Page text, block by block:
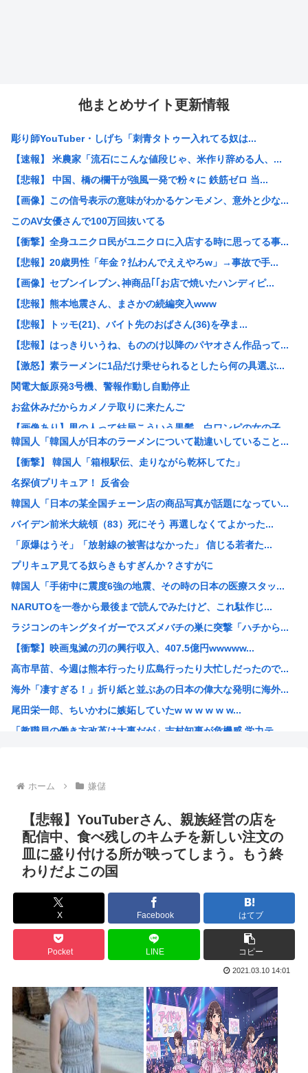
他まとめサイト更新情報
彫り師YouTuber・しげち「刺青タトゥー入れてる奴は...
【速報】 米農家「流石にこんな値段じゃ、米作り辞める人、...
【悲報】 中国、橋の欄干が強風一発で粉々に 鉄筋ゼロ 当...
【画像】この信号表示の意味がわかるケンモメン、意外と少な...
このAV女優さんで100万回抜いてる
【衝撃】全身ユニクロ民がユニクロに入店する時に思ってる事...
【悲報】20歳男性「年金？払わんでええやろw」→事故で手...
【画像】セブンイレブン､神商品｢｢お店で焼いたハンディピ...
【悲報】熊本地震さん、まさかの続編突入www
【悲報】トッモ(21)、バイト先のおばさん(36)を孕ま...
【悲報】はっきりいうね、もののけ以降のパヤオさん作品って...
【激怒】素ラーメンに1品だけ乗せられるとしたら何の具選ぶ...
関電大飯原発3号機、警報作動し自動停止
お盆休みだからカメノテ取りに来たんご
【画像あり】男の人って結局こういう黒髪、白ワンピの女の子...
【正論】インデックス投資で「20年後に資産2倍！」とか言...
【悲報】素ラーメンに1品だけ乗せられるとしたら何の具選ぶ...
【画像】30年前の『9月の気温』ガチで異常事態だったww...
【画像】磯山さやか(40)、乳の位置に乳輪のようなものが...
白亜紀の3段階の食物連鎖が如実にわかる化石を発見
(´・ω・`)人生初のマックグリドル食べるぞ
インドネシア「ドラえもん」と名乗る市民が16人いる件、ガ...
【悲報】超有名キックボクサー、世界に挑戦するも衝撃的KO...
中国「大洪水！」三峡ダム「9門開放！（全力放流」中国都市...
成人女性「私たちは、グルーミングされた...」160万バ...
インドネシアの首都移転失敗に学ぶ、日本がもし首都移転とな...
【悲報】 ワイ「半沢直樹みたいな銀行員カッコいい」銀行員...
8/22開催「琵琶湖三市同時花火大会」、市公式「そんな花...
医者と結婚して勝ち組だったはずの専業主婦「医者と結婚して...
韓国人「韓国人が日本のラーメンについて勘違いしていること...
【衝撃】 韓国人「箱根駅伝、走りながら乾杯してた」
名探偵プリキュア！ 反省会
韓国人「日本の某全国チェーン店の商品写真が話題になってい...
バイデン前米大統領（83）死にそう 再選しなくてよかった...
「原爆はうそ」「放射線の被害はなかった」 信じる若者た...
プリキュア見てる奴らきもすぎんか？さすがに
韓国人「手術中に震度6強の地震、その時の日本の医療スタッ...
NARUTOを一巻から最後まで読んでみたけど、これ駄作じ...
ラジコンのキングタイガーでスズメバチの巣に突撃「ハチから...
【衝撃】映画鬼滅の刃の興行収入、407.5億円wwwww...
高市早苗、今週は熊本行ったり広島行ったり大忙しだったので...
海外「凄すぎる！」折り紙と並ぶあの日本の偉大な発明に海外...
尾田栄一郎、ちいかわに嫉妬していたw w w w w w...
「教職員の働き方改革は大事だが」吉村知事が危機感 学力テ...
海外「日本が正しい！」優しい日本人に甘える外国人に海外が...
海外の反応：韓国在住の日本人インフルエンサーがライブ配信...
韓国人「韓国サッカー協会の性接待報道、海外でも大騒ぎに・...
ルッキズムの奴って自分が年老いて醜くなった時どうすんの？
最近のきらら漫画、オ●ニーシーンがあったりと下品すぎる
百田尚樹「日本保守党アンチ、政策批判ができず俺への個人攻...
【ワンピース】AIで小説描いたから評価して
【衝撃】 韓国人「日本、山ひとつが”爆発の聖地”になって...
3大長寿アニメでウザいキャラ「元太」「カバオ」
グルメ漫画No.1を決めるスレ
四六時中動いてるイラストのコミュニティとか無いんか
韓国人「大韓サッカー協会が過去に20人の外国人審判らに不...
ホーム 嫌儲
【悲報】YouTuberさん、親族経営の店を
配信中、食べ残しのキムチを新しい注文の
皿に盛り付ける所が映ってしまう。もう終
わりだよこの国
X Facebook はてブ
Pocket LINE コピー
2021.03.10 14:01